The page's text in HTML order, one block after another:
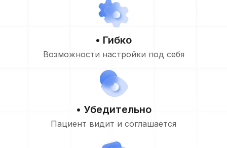
• Убедительно
Пациент видит и соглашается
• Гибко
Возможности настройки под себя